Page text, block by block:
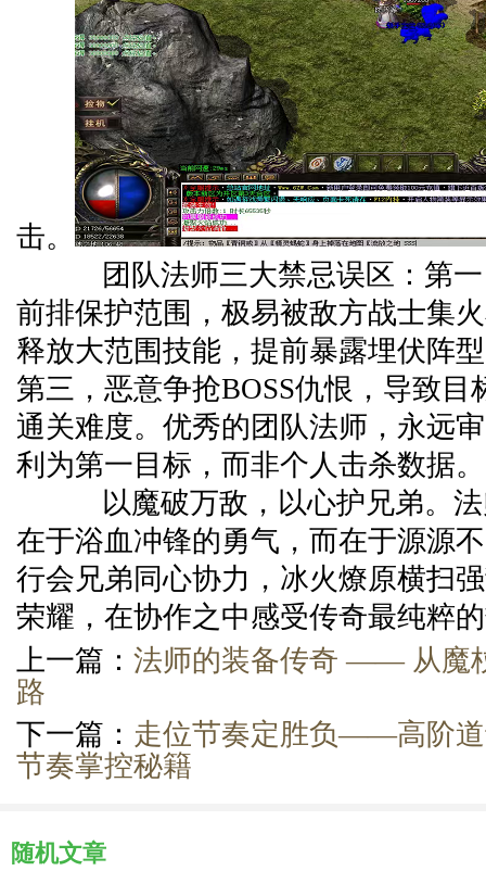
击。
团队法师三大禁忌误区：第一
前排保护范围，极易被敌方战士集
释放大范围技能，提前暴露埋伏阵
第三，恶意争抢BOSS仇恨，导致目
通关难度。优秀的团队法师，永远
利为第一目标，而非个人击杀数据。
以魔破万敌，以心护兄弟。法
在于浴血冲锋的勇气，而在于源源
行会兄弟同心协力，冰火燎原横扫
荣耀，在协作之中感受传奇最纯粹
上一篇： 法师的装备传奇 —— 从魔
路
下一篇： 走位节奏定胜负——高阶道
节奏掌控秘籍
随机文章